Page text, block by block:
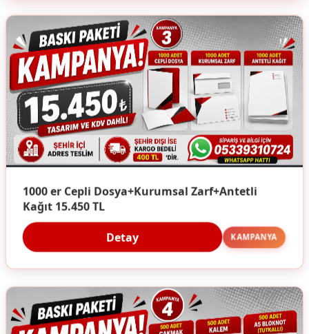
1000 er Cepli Dosya+Kurumsal Zarf+Antetli
Kağıt 15.450 TL
Detay KAMPANYA